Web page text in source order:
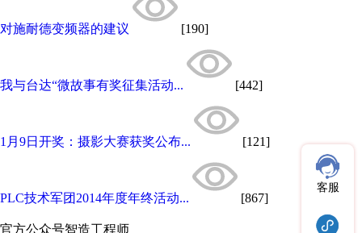
对施耐德变频器的建议 [190]
我与台达“微故事有奖征集活动... [442]
1月9日开奖：摄影大赛获奖公布... [121]
PLC技术军团2014年度年终活动... [867]
官方公众号智造工程师
客服